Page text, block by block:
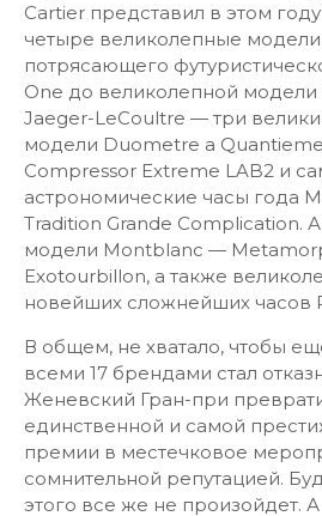
Cartier представил в этом
четыре великолепные
потрясающего
One до великолепной модели
Jaeger-LeCoultre — три
модели Duometre a
Compressor Extreme LAB2 и
астрономические часы года
Tradition Grande Complication.
модели Montblanc —
Exotourbillon, а также
новейших сложнейших часов
В общем, не хватало, чтобы
всеми 17 брендами стал
Женевский Гран-при
единственной и самой
премии в местечковое
сомнительной репутацией.
этого все же не произойдет.